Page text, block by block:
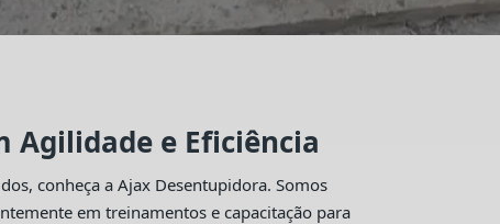
Agilidade e Eficiência
conheça a Ajax Desentupidora. Somos
em treinamentos e capacitação para